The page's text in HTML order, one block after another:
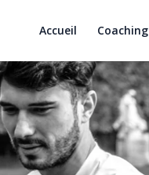
Accueil Coaching